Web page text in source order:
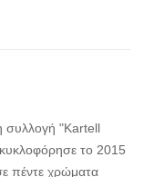
συλλογή "Kartell
το 2015
πέντε χρώματα